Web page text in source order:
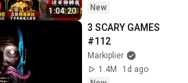
1:04:20
生 #國學 #易經 #開
中醫 #風水 #2026運
勢 #立秋
New
3 SCARY GAMES
#112
Markiplier
1.4M
1d ago